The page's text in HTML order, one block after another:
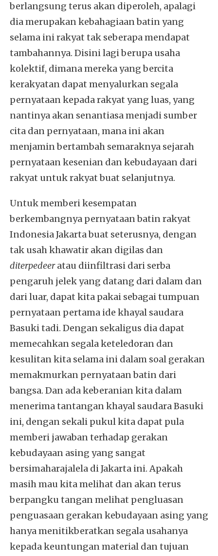
berlangsung terus akan diperoleh, apalagi
dia merupakan kebahagiaan batin yang
selama ini rakyat tak seberapa mendapat
tambahannya. Disini lagi berupa usaha
kolektif, dimana mereka yang bercita
kerakyatan dapat menyalurkan segala
pernyataan kepada rakyat yang luas, yang
nantinya akan senantiasa menjadi sumber
cita dan pernyataan, mana ini akan
menjamin bertambah semaraknya sejarah
pernyataan kesenian dan kebudayaan dari
rakyat untuk rakyat buat selanjutnya.
Untuk memberi kesempatan
berkembangnya pernyataan batin rakyat
Indonesia Jakarta buat seterusnya, dengan
tak usah khawatir akan digilas dan
diterpedeeratau diinfiltrasi dari serba
pengaruh jelek yang datang dari dalam dan
dari luar, dapat kita pakai sebagai tumpuan
pernyataan pertama ide khayal saudara
Basuki tadi. Dengan sekaligus dia dapat
memecahkan segala keteledoran dan
kesulitan kita selama ini dalam soal gerakan
memakmurkan pernyataan batin dari
bangsa. Dan ada keberanian kita dalam
menerima tantangan khayal saudara Basuki
ini, dengan sekali pukul kita dapat pula
memberi jawaban terhadap gerakan
kebudayaan asing yang sangat
bersimaharajalela di Jakarta ini. Apakah
masih mau kita melihat dan akan terus
berpangku tangan melihat pengluasan
penguasaan gerakan kebudayaan asing yang
hanya menitikberatkan segala usahanya
kepada keuntungan material dan tujuan